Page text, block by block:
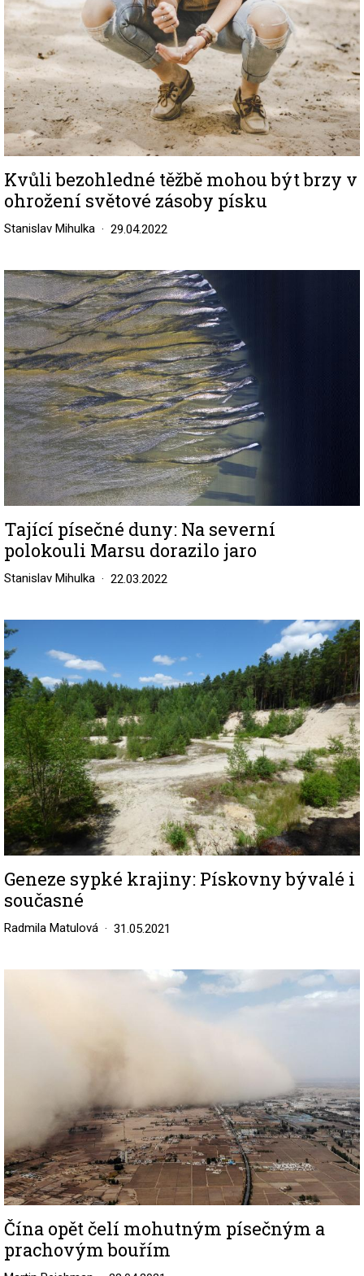
Kvůli bezohledné těžbě mohou být brzy v
ohrožení světové zásoby písku
Stanislav Mihulka 29.04.2022
Image
Tající písečné duny: Na severní
polokouli Marsu dorazilo jaro
Stanislav Mihulka 22.03.2022
Image
Geneze sypké krajiny: Pískovny bývalé i
současné
Radmila Matulová 31.05.2021
Čína opět čelí mohutným písečným a
prachovým bouřím